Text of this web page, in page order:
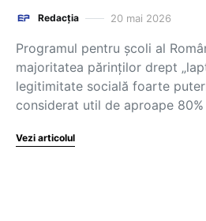
Redacția 20 mai 2026
Programul pentru școli al
majoritatea părinților drept
legitimitate socială foarte
considerat util de aproape
Vezi articolul